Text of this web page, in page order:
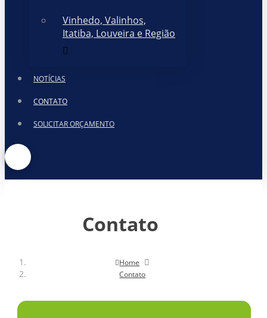
Vinhedo, Valinhos,
Itatiba, Louveira e Região
NOTÍCIAS
CONTATO
SOLICITAR ORÇAMENTO
Contato
Home
Contato